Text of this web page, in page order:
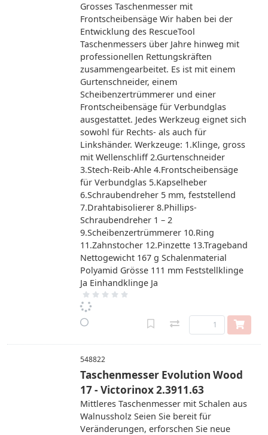
Grosses Taschenmesser mit
Frontscheibensäge Wir haben bei der
Entwicklung des RescueTool
Taschenmessers über Jahre hinweg mit
professionellen Rettungskräften
zusammengearbeitet. Es ist mit einem
Gurtenschneider, einem
Scheibenzertrümmerer und einer
Frontscheibensäge für Verbundglas
ausgestattet. Jedes Werkzeug eignet sich
sowohl für Rechts- als auch für
Linkshänder. Werkzeuge: 1.Klinge, gross
mit Wellenschliff 2.Gurtenschneider
3.Stech-Reib-Ahle 4.Frontscheibensäge
für Verbundglas 5.Kapselheber
6.Schraubendreher 5 mm, feststellend
7.Drahtabisolierer 8.Phillips-
Schraubendreher 1 – 2
9.Scheibenzertrümmerer 10.Ring
11.Zahnstocher 12.Pinzette 13.Trageband
Nettogewicht 167 g Schalenmaterial
Polyamid Grösse 111 mm Feststellklinge
Ja Einhandklinge Ja
548822
Taschenmesser Evolution Wood
17 - Victorinox 2.3911.63
Mittleres Taschenmesser mit Schalen aus
Walnussholz Seien Sie bereit für
Veränderungen, erforschen Sie neue